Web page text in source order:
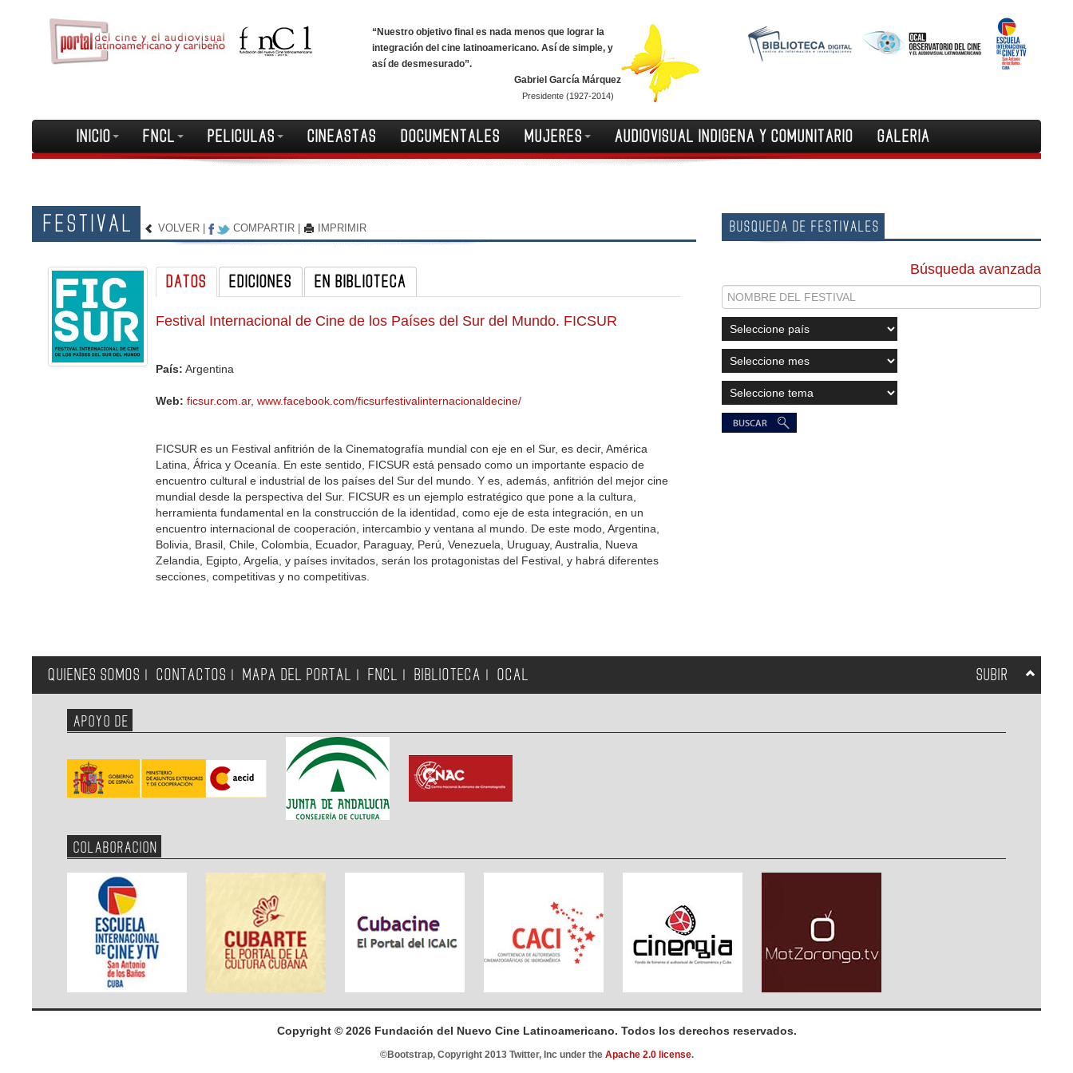
“Nuestro objetivo final es nada menos que lograr la
integración del cine latinoamericano. Así de simple, y
así de desmesurado”.
Gabriel García Márquez
Presidente (1927-2014)
INICIO FNCL PELICULAS CINEASTAS DOCUMENTALES MUJERES AUDIOVISUAL INDIGENA Y COMUNITARIO GALERIA
FESTIVAL VOLVER COMPARTIR IMPRIMIR
DATOS EDICIONES EN BIBLIOTECA
Festival Internacional de Cine de los Países del Sur del Mundo. FICSUR
País: Argentina
Web: ficsur.com.ar,www.facebook.com/ficsurfestivalinternacionaldecine/
FICSUR es un Festival anfitrión de la Cinematografía mundial con eje en el Sur, es decir, América
Latina, África y Oceanía. En este sentido, FICSUR está pensado como un importante espacio de
encuentro cultural e industrial de los países del Sur del mundo. Y es, además, anfitrión del mejor cine
mundial desde la perspectiva del Sur. FICSUR es un ejemplo estratégico que pone a la cultura,
herramienta fundamental en la construcción de la identidad, como eje de esta integración, en un
encuentro internacional de cooperación, intercambio y ventana al mundo. De este modo, Argentina,
Bolivia, Brasil, Chile, Colombia, Ecuador, Paraguay, Perú, Venezuela, Uruguay, Australia, Nueva
Zelandia, Egipto, Argelia, y países invitados, serán los protagonistas del Festival, y habrá diferentes
secciones, competitivas y no competitivas.
BUSQUEDA DE FESTIVALES
Búsqueda avanzada
QUIENES SOMOS CONTACTOS MAPA DEL PORTAL FNCL BIBLIOTECA OCAL SUBIR
APOYO DE
COLABORACION
Copyright © 2026 Fundación del Nuevo Cine Latinoamericano. Todos los derechos reservados.
©Bootstrap, Copyright 2013 Twitter, Inc under the Apache 2.0 license.